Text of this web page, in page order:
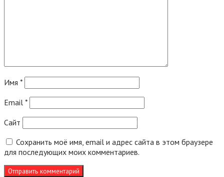
Имя *
Email *
Сайт
Сохранить моё имя, email и адрес сайта в этом браузере
для последующих моих комментариев.